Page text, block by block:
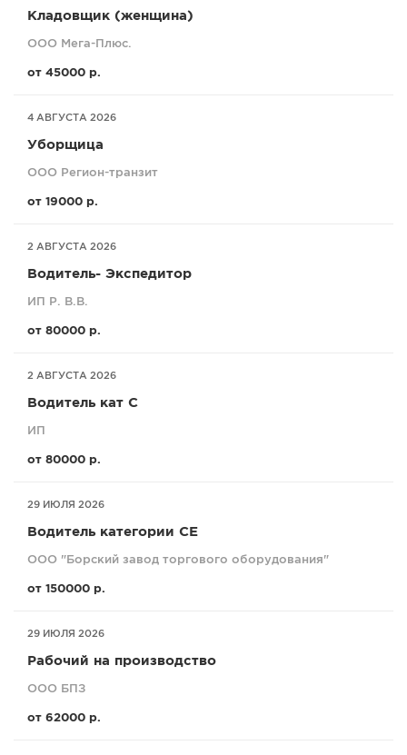
Кладовщик (женщина)
ООО Мега-Плюс.
от 45000 р.
4 АВГУСТА 2026
Уборщица
ООО Регион-транзит
от 19000 р.
2 АВГУСТА 2026
Водитель- Экспедитор
ИП Р. В.В.
от 80000 р.
2 АВГУСТА 2026
Водитель кат С
ИП
от 80000 р.
29 ИЮЛЯ 2026
Водитель категории СЕ
ООО "Борский завод торгового оборудования"
от 150000 р.
29 ИЮЛЯ 2026
Рабочий на производство
ООО БПЗ
от 62000 р.